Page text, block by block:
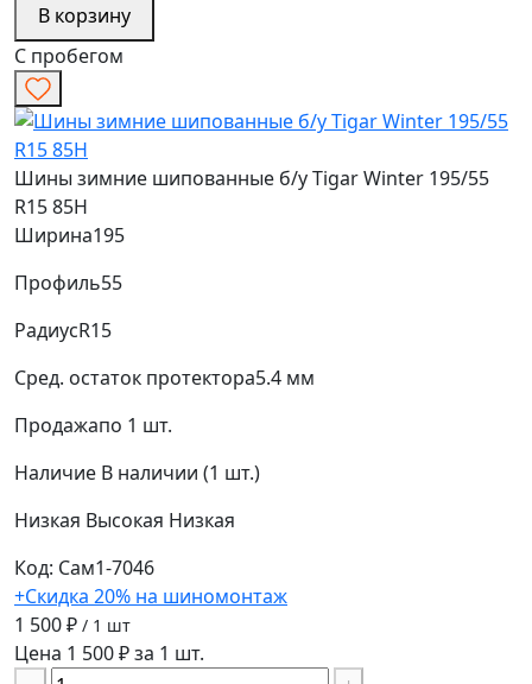
В корзину
С пробегом
Шины зимние шипованные б/у Tigar Winter 195/55
R15 85H
Ширина195
Профиль55
РадиусR15
Сред. остаток протектора5.4 мм
Продажапо 1 шт.
Наличие В наличии (1 шт.)
Низкая Высокая Низкая
Код: Сам1-7046
+Скидка 20% на шиномонтаж
1 500 ₽ / 1 шт
Цена 1 500 ₽ за 1 шт.